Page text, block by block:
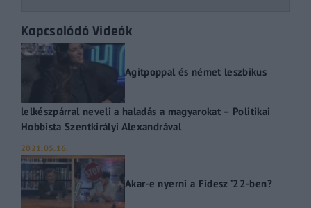
Kapcsolódó Videók
Agitpoppal és német leszbikus
lelkészpárral neveli a haladás a magyarokat – Politikai
Hobbista Szentkirályi Alexandrával
2021.05.16.
Akar-e nyerni a Fidesz ’22-ben?